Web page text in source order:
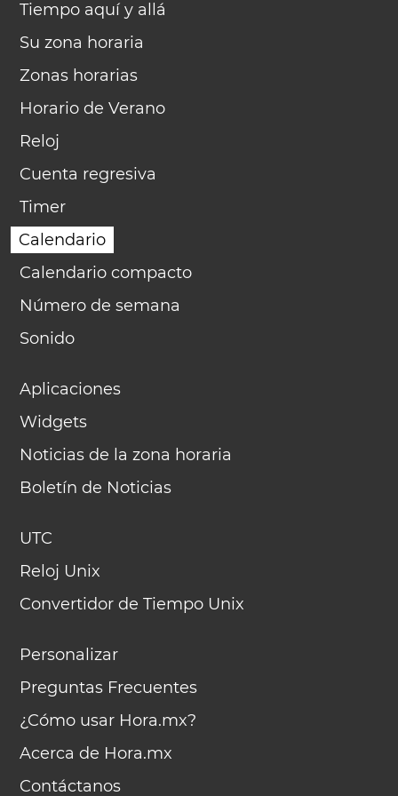
Tiempo aquí y allá
Su zona horaria
Zonas horarias
Horario de Verano
Reloj
Cuenta regresiva
Timer
Calendario
Calendario compacto
Número de semana
Sonido
Aplicaciones
Widgets
Noticias de la zona horaria
Boletín de Noticias
UTC
Reloj Unix
Convertidor de Tiempo Unix
Personalizar
Preguntas Frecuentes
¿Cómo usar Hora.mx?
Acerca de Hora.mx
Contáctanos